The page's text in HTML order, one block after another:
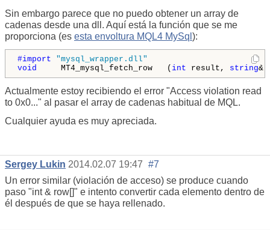
Sin embargo parece que no puedo obtener un array de
cadenas desde una dll. Aquí está la función que se me
proporciona (es esta envoltura MQL4 MySql ):
#import "mysql_wrapper.dll"
void MT4_mysql_fetch_row   ( int result, string&
Actualmente estoy recibiendo el error "Access violation read
to 0x0..." al pasar el array de cadenas habitual de MQL.
Cualquier ayuda es muy apreciada.
Sergey Lukin 2014.02.07 19:47 #7
Un error similar (violación de acceso) se produce cuando
paso "int & row[]" e intento convertir cada elemento dentro de
él después de que se haya rellenado.